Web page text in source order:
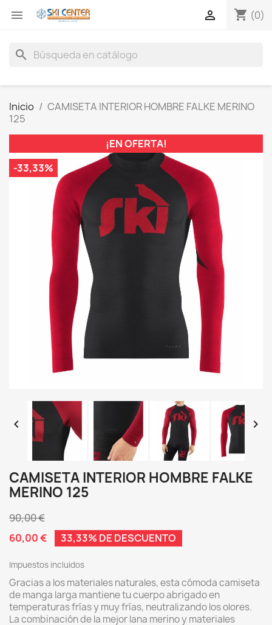
 shopping_cart (0)

search
Inicio
CAMISETA INTERIOR HOMBRE FALKE MERINO
125
¡EN OFERTA!
-33,33%
 
CAMISETA INTERIOR HOMBRE FALKE
MERINO 125
90,00 €
60,00 €
33,33% DE DESCUENTO
Impuestos incluidos
Gracias a los materiales naturales, esta cómoda camiseta
de manga larga mantiene tu cuerpo abrigado en
temperaturas frías y muy frías, neutralizando los olores.
La combinación de la mejor lana merino y materiales